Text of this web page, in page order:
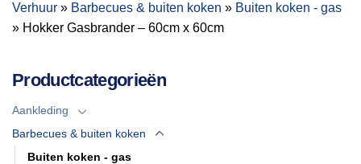
Verhuur » Barbecues & buiten koken » Buiten koken - gas
» Hokker Gasbrander – 60cm x 60cm
Productcategorieën
Aankleding
Barbecues & buiten koken
Buiten koken - gas